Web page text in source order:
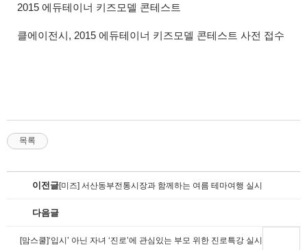
2015 에듀테이너 키즈모델 콘테스트
클에이전시, 2015 에듀테이너 키즈모델 콘테스트 사전 접수
목록
이전글[미즈] 서산동부전통시장과 함께하는 여름 테마여행 실시
다음글
[맘스쿨]‘입시’ 아닌 자녀 ‘진로’에 관심있는 부모 위한 진로특강 실시